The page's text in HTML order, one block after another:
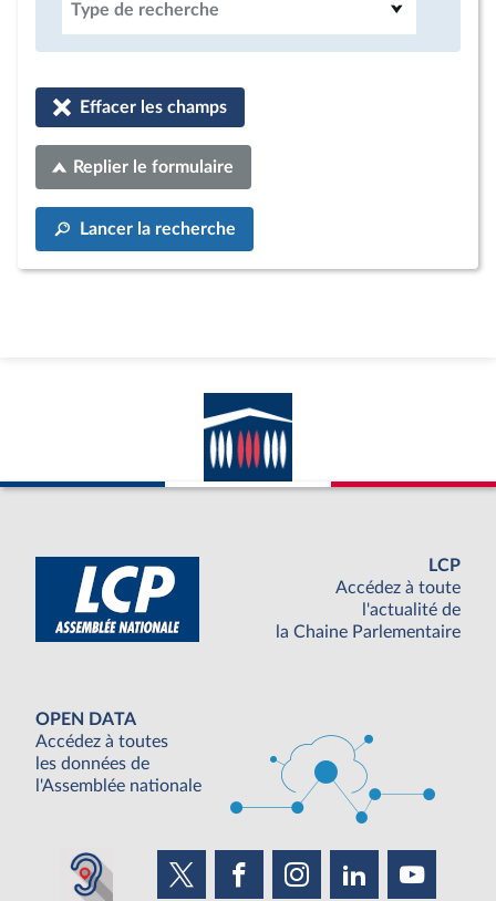
Type de recherche
Effacer les champs
Replier le formulaire
Lancer la recherche
LCP
Accédez à toute
l'actualité de
la Chaine Parlementaire
OPEN DATA
Accédez à toutes
les données de
l'Assemblée nationale